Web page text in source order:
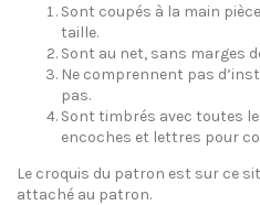
Sont coupés à la main
taille.
Sont au net, sans marges
Ne comprennent pas
pas.
Sont timbrés avec toutes
encoches et lettres pour
Le croquis du patron est sur ce
attaché au patron.